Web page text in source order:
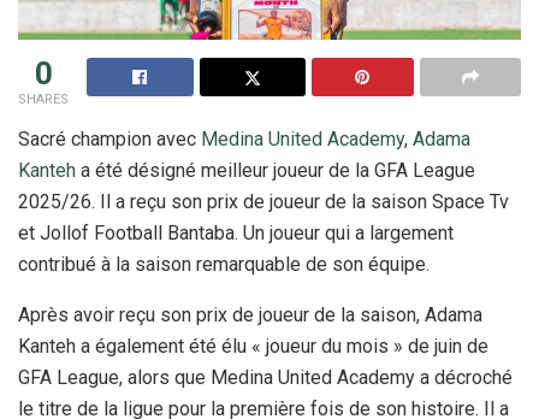
0
SHARES
Sacré champion avec Medina United Academy, Adama
Kanteh a été désigné meilleur joueur de la GFA League
2025/26. Il a reçu son prix de joueur de la saison Space Tv
et Jollof Football Bantaba. Un joueur qui a largement
contribué à la saison remarquable de son équipe.
Après avoir reçu son prix de joueur de la saison, Adama
Kanteh a également été élu « joueur du mois » de juin de
GFA League, alors que Medina United Academy a décroché
le titre de la ligue pour la première fois de son histoire. Il a